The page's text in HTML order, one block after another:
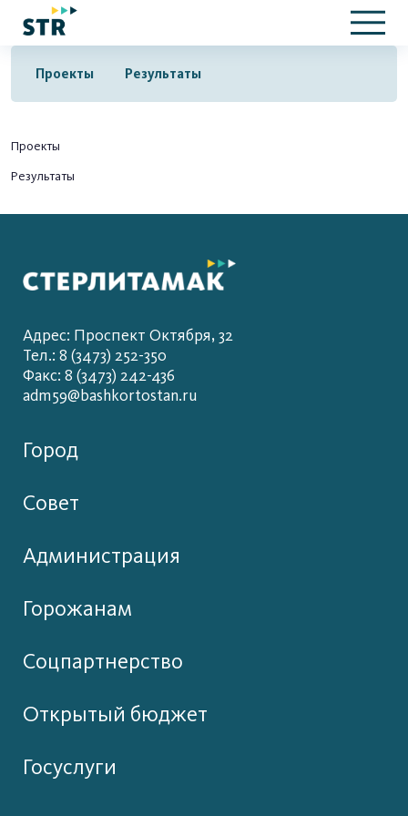
Проекты Результаты
Проекты
Результаты
Адрес: Проспект Октября, 32
Тел.: 8 (3473) 252-350
Факс: 8 (3473) 242-436
adm59@bashkortostan.ru
Город
Совет
Администрация
Горожанам
Соцпартнерство
Открытый бюджет
Госуслуги